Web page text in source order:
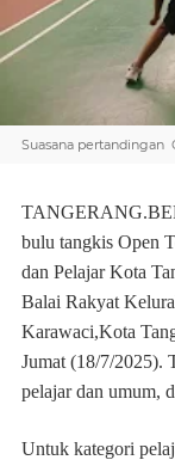
Suasana pertandingan
bulu tangkis Open
dan Pelajar Kota
Balai Rakyat
Karawaci,Kota
Jumat (18/7/2025).
pelajar dan umum,
Untuk kategori